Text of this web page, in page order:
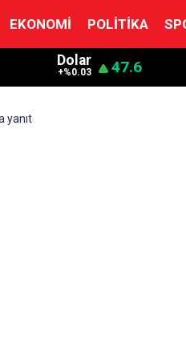
EKONOMI POLITIKA
Dolar
+%0.03 47.6
yanıt